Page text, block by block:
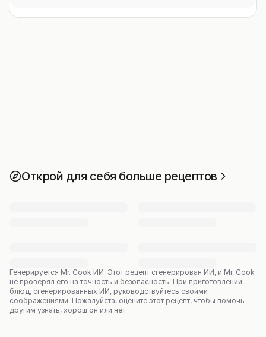
Открой для себя больше рецептов
Генерируется Mr. Cook ИИ. Этот рецепт сгенерирован ИИ, и Mr. Cook
не проверял его на точность и безопасность. При приготовлении
блюд, сгенерированных ИИ, руководствуйтесь своими
соображениями. Пожалуйста, оцените этот рецепт, чтобы помочь
другим узнать, хорош он или нет.